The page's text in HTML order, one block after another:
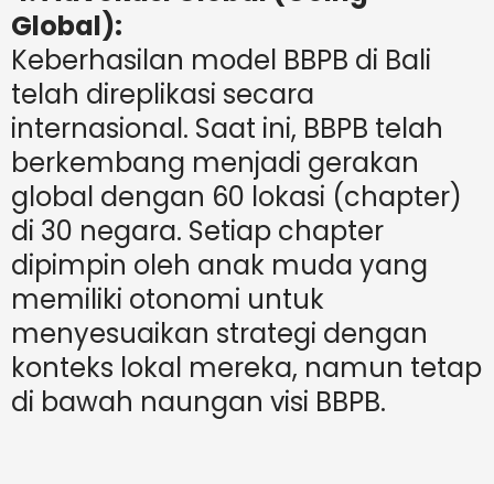
Global):
Keberhasilan model BBPB di Bali
telah direplikasi secara
internasional. Saat ini, BBPB telah
berkembang menjadi gerakan
global dengan 60 lokasi (chapter)
di 30 negara. Setiap chapter
dipimpin oleh anak muda yang
memiliki otonomi untuk
menyesuaikan strategi dengan
konteks lokal mereka, namun tetap
di bawah naungan visi BBPB.